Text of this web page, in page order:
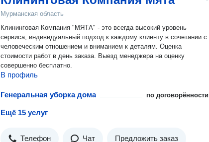
Мурманская область
Клининговая Компания "МЯТА" - это всегда высокий уровень
сервиса, индивидуальный подход к каждому клиенту в сочетании с
человеческим отношением и вниманием к деталям. Оценка
стоимости работ в день заказа. Выезд менеджера на оценку
совершенно бесплатно.
В профиль
Генеральная уборка дома по договорённости
Ещё 15 услуг
Телефон Чат Предложить заказ